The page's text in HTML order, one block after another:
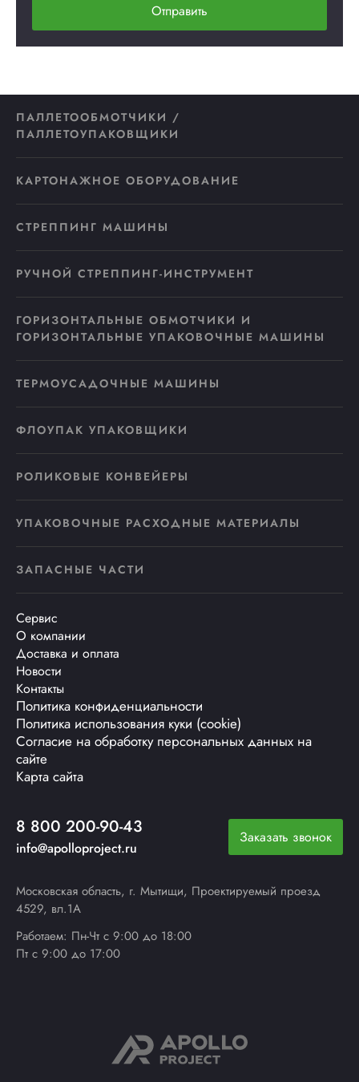
Отправить
ПАЛЛЕТООБМОТЧИКИ /
ПАЛЛЕТОУПАКОВЩИКИ
КАРТОНАЖНОЕ ОБОРУДОВАНИЕ
СТРЕППИНГ МАШИНЫ
РУЧНОЙ СТРЕППИНГ-ИНСТРУМЕНТ
ГОРИЗОНТАЛЬНЫЕ ОБМОТЧИКИ И
ГОРИЗОНТАЛЬНЫЕ УПАКОВОЧНЫЕ МАШИНЫ
ТЕРМОУСАДОЧНЫЕ МАШИНЫ
ФЛОУПАК УПАКОВЩИКИ
РОЛИКОВЫЕ КОНВЕЙЕРЫ
УПАКОВОЧНЫЕ РАСХОДНЫЕ МАТЕРИАЛЫ
ЗАПАСНЫЕ ЧАСТИ
Сервис
О компании
Доставка и оплата
Новости
Контакты
Политика конфиденциальности
Политика использования куки (cookie)
Согласие на обработку персональных данных на
сайте
Карта сайта
8 800 200-90-43
info@apolloproject.ru
Заказать звонок
Московская область, г. Мытищи, Проектируемый проезд
4529, вл.1А
Работаем: Пн-Чт с 9:00 до 18:00
Пт с 9:00 до 17:00